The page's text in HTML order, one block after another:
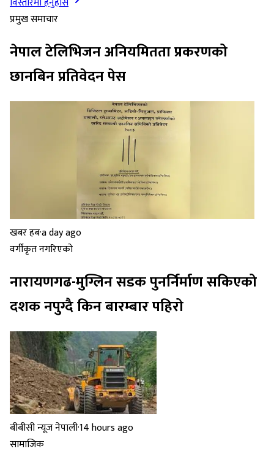
प्रमुख समाचार
नेपाल टेलिभिजन अनियमितता प्रकरणको
छानबिन प्रतिवेदन पेस
खबर हब·a day ago
वर्गीकृत नगरिएको
नारायणगढ-मुग्लिन सडक पुनर्निर्माण सकिएको
दशक नपुग्दै किन बारम्बार पहिरो
बीबीसी न्यूज नेपाली·14 hours ago
सामाजिक